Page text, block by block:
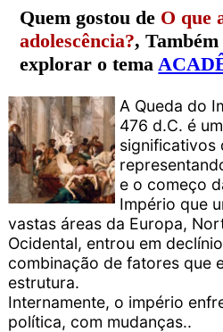
Quem gostou de O que
adolescência?,
explorar o tema
A Queda do
476 d.C. é
significativos
e o começo
Império que
vastas áreas da Europa,
Ocidental, entrou em
combinação de fatores que
estrutura.
Internamente, o império
política, com mudanças..